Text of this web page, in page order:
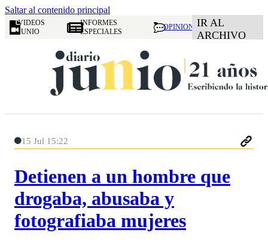
Saltar al contenido principal
VIDEOS
JUNIO
INFORMES
ESPECIALES
OPINION IR AL
ARCHIVO
15 Jul 15:22
Detienen a un hombre que
drogaba, abusaba y
fotografiaba mujeres